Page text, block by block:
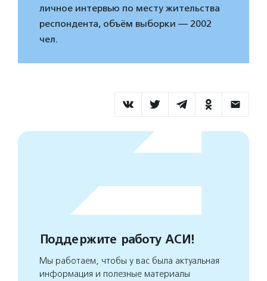
личное интервью по месту жительства
респондента, объём выборки — 2002
чел.
Поддержите работу АСИ!
Мы работаем, чтобы у вас была актуальная
информация и полезные материалы